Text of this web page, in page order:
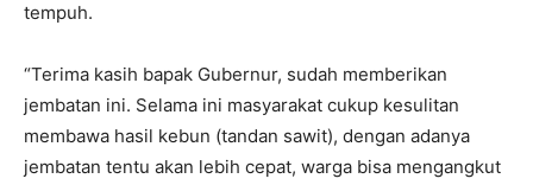
tempuh.
“Terima kasih bapak Gubernur, sudah memberikan
jembatan ini. Selama ini masyarakat cukup kesulitan
membawa hasil kebun (tandan sawit), dengan adanya
jembatan tentu akan lebih cepat, warga bisa mengangkut